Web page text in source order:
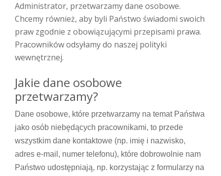
Administrator, przetwarzamy dane osobowe.
Chcemy również, aby byli Państwo świadomi swoich
praw zgodnie z obowiązującymi przepisami prawa.
Pracowników odsyłamy do naszej polityki
wewnętrznej.
Jakie dane osobowe
przetwarzamy?
Dane osobowe, które przetwarzamy na temat Państwa
jako osób niebędących pracownikami, to przede
wszystkim dane kontaktowe (np. imię i nazwisko,
adres e-mail, numer telefonu), które dobrowolnie nam
Państwo udostępniają, np. korzystając z formularzy na